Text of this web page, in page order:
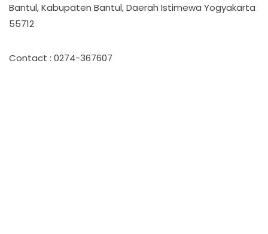
Bantul, Kabupaten Bantul, Daerah Istimewa Yogyakarta
55712
Contact : 0274-367607